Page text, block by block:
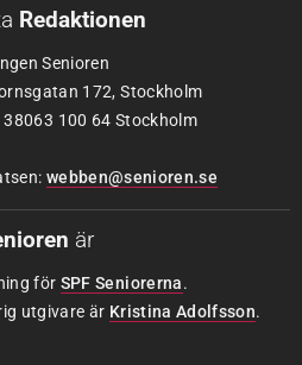
Redaktionen
Senioren
172, Stockholm
38063 100 64 Stockholm
webben@senioren.se
är
för SPF Seniorerna.
utgivare är Kristina Adolfsson.